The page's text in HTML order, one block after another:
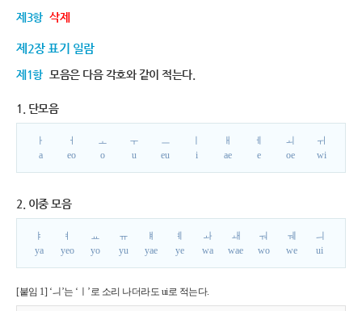
제3항 삭제
제2장 표기 일람
제1항 모음은 다음 각호와 같이 적는다.
1. 단모음
ㅏ
a
ㅓ
eo
ㅗ
o
ㅜ
u
ㅡ
eu
i
ㅐ
ae
ㅔ
e
ㅚ
oe
ㅟ
wi
2. 이중 모음
ㅑ
ya
ㅕ
yeo
ㅛ
yo
ㅠ
yu
ㅒ
yae
ㅖ
ye
ㅘ
wa
ㅙ
wae
ㅝ
wo
ㅞ
we
ㅢ
ui
[붙임 1] ‘ㅢ’는 ‘ㅣ’로 소리 나더라도 ui로 적는다.